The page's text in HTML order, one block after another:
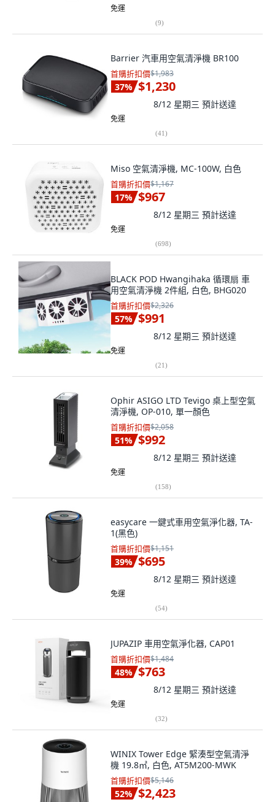
免運
(9)
Barrier 汽車用空氣清淨機 BR100
首購折扣價$1,983
37% $1,230
8/12 星期三 預計送達
免運
(41)
Miso 空氣清淨機, MC-100W, 白色
首購折扣價$1,167
17% $967
8/12 星期三 預計送達
免運
(698)
BLACK POD Hwangihaka 循環扇 車
用空氣清淨機 2件組, 白色, BHG020
首購折扣價$2,326
57% $991
8/12 星期三 預計送達
免運
(21)
Ophir ASIGO LTD Tevigo 桌上型空氣
清淨機, OP-010, 單一顏色
首購折扣價$2,058
51% $992
8/12 星期三 預計送達
免運
(158)
easycare 一鍵式車用空氣淨化器, TA-
1(黑色)
首購折扣價$1,151
39% $695
8/12 星期三 預計送達
免運
(54)
JUPAZIP 車用空氣淨化器, CAP01
首購折扣價$1,484
48% $763
8/12 星期三 預計送達
免運
(32)
WINIX Tower Edge 緊湊型空氣清淨
機 19.8㎡, 白色, AT5M200-MWK
首購折扣價$5,146
52% $2,423